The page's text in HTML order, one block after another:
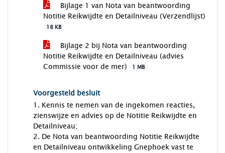
Bijlage 1 van Nota van beantwoording
Notitie Reikwijdte en Detailniveau (Verzendlijst)
18 KB
Bijlage 2 bij Nota van beantwoording
Notitie Reikwijdte en Detailniveau (advies
Commissie voor de mer)
1 MB
Voorgesteld besluit
1. Kennis te nemen van de ingekomen reacties,
zienswijze en advies op de Notitie Reikwijdte en
Detailniveau;
2. De Nota van beantwoording Notitie Reikwijdte
en Detailniveau ontwikkeling Gnephoek vast te